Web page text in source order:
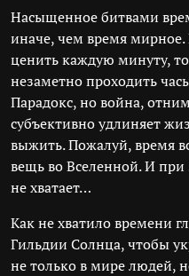
Насыщенное битвами
иначе, чем время мирное.
ценить каждую минуту,
незаметно проходить
Парадокс, но война,
субъективно удлиняет
выжить. Пожалуй, время
вещь во Вселенной. И при
не хватает…
Как не хватило времени
Гильдии Солнца, чтобы
не только в мире людей,